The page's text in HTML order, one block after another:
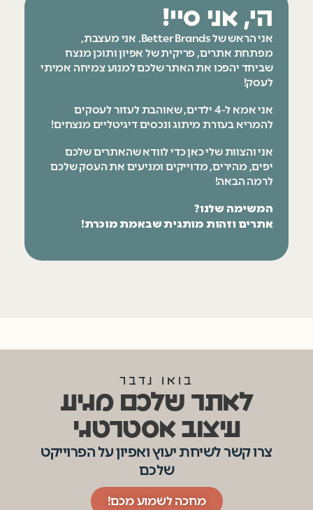
הי, אני סיי!
אני הראש של Better Brands. אני מעצבת,
מפתחת אתרים, פריקית של אפיון ותוכן מנצח
שביחד יהפכו את האתר שלכם למנוע צמיחה אמיתי
לעסק!
אני אמא ל-4 ילדים, שאוהבת לעזור לעסקים
להמריא בעזרת מיתוג ונכסים דיגיטליים מנצחים!
אני והצוות שלי כאן כדי לוודא שהאתרים שלכם
יפים, מהירים, מדוייקים ומניעים את העסק שלכם
לרמה הבאה!
המשימה שלנו?
אתרים וזהות מותגית שבאמת מוכרת!
בואו נדבר
לאתר שלכם מגיע
עיצוב אסטרטגי
צרו קשר לשיחת יעוץ ואפיון על הפרוייקט
שלכם
מחכה לשמוע מכם!